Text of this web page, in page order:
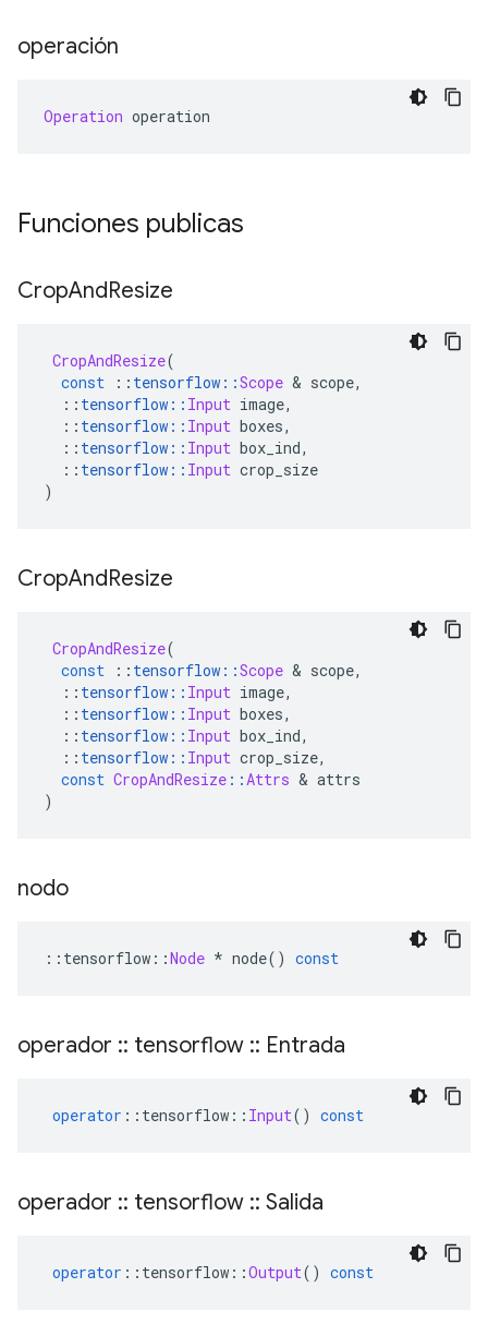
operación
Operation operation
Funciones publicas
CropAndResize
CropAndResize(
const
:: tensorflow ::Scope & scope,
:: tensorflow :: Input image,
:: tensorflow :: Input boxes,
:: tensorflow :: Input box_ind,
:: tensorflow :: Input crop_size
)
CropAndResize
CropAndResize(
const
:: tensorflow ::Scope & scope,
:: tensorflow :: Input image,
:: tensorflow :: Input boxes,
:: tensorflow :: Input box_ind,
:: tensorflow :: Input crop_size,
const CropAndResize ::Attrs & attrs
)
nodo
:: tensorflow ::Node * node() const
operador :: tensorflow :: Entrada
operator :: tensorflow :: Input() const
operador :: tensorflow :: Salida
operator :: tensorflow ::Output() const